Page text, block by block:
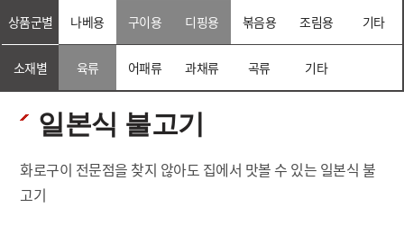
상품군별 나베용 구이용 디핑용 볶음용 조림용 기타
소재별 육류 어패류 과채류 곡류 기타
일본식 불고기
화로구이 전문점을 찾지 않아도 집에서 맛볼 수 있는 일본식 불
고기